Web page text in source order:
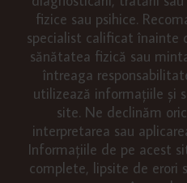
fizice sau psihice.
specialist calificat înainte
sănătatea fizică sau
întreaga
utilizează informațiile și
site. Ne declinăm
interpretarea sau
Informațiile de pe acest
complete, lipsite de erori